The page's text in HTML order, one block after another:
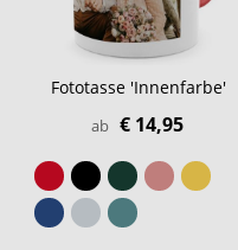
Fototasse 'Innenfarbe'
ab € 14,95